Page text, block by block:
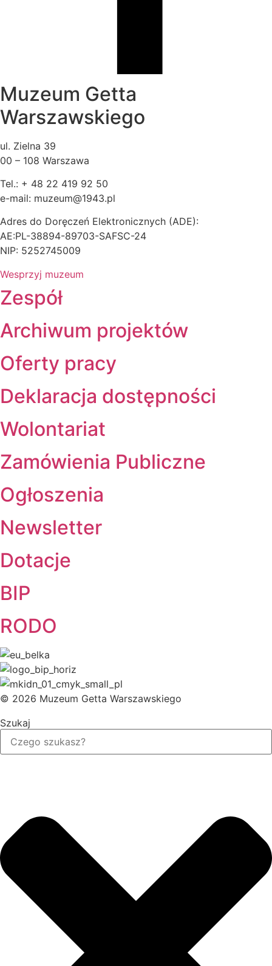
Muzeum Getta
Warszawskiego
ul. Zielna 39
00 – 108 Warszawa
Tel.: + 48 22 419 92 50
e-mail: muzeum@1943.pl
Adres do Doręczeń Elektronicznych (ADE):
AE:PL-38894-89703-SAFSC-24
NIP: 5252745009
Wesprzyj muzeum
Zespół
Archiwum projektów
Oferty pracy
Deklaracja dostępności
Wolontariat
Zamówienia Publiczne
Ogłoszenia
Newsletter
Dotacje
BIP
RODO
© 2026 Muzeum Getta Warszawskiego
Szukaj